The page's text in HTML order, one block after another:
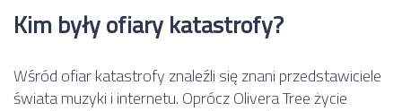
Kim były ofiary katastrofy?
Wśród ofiar katastrofy znaleźli się znani przedstawiciele
świata muzyki i internetu. Oprócz Olivera Tree życie